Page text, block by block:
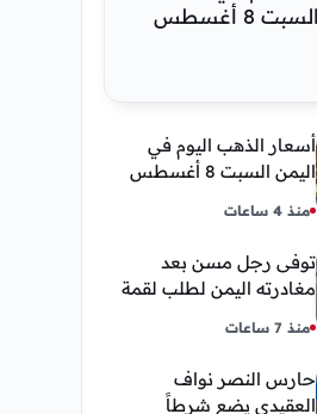
السعودية السبت 8 أغسطس
أسعار الذهب اليوم في
اليمن السبت 8 أغسطس
وعدن
منذ 4 ساعات
توفى رجل مسن بعد
مغادرته اليمن لطلب لقمة
يقدمها لإبنته
منذ 7 ساعات
حارس النصر نواف
العقيدي يضع شرطاً